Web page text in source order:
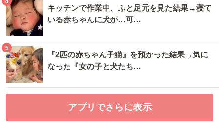
キッチンで作業中、ふと足元を見た結果→寝て
いる赤ちゃんに犬が…可…
5
『2匹の赤ちゃん子猫』を預かった結果→気に
なった『女の子と犬たち…
アプリでさらに表示